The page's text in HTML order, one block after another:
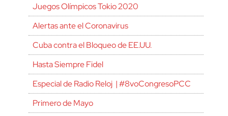
Juegos Olímpicos Tokio 2020
Alertas ante el Coronavirus
Cuba contra el Bloqueo de EE.UU.
Hasta Siempre Fidel
Especial de Radio Reloj | #8voCongresoPCC
Primero de Mayo